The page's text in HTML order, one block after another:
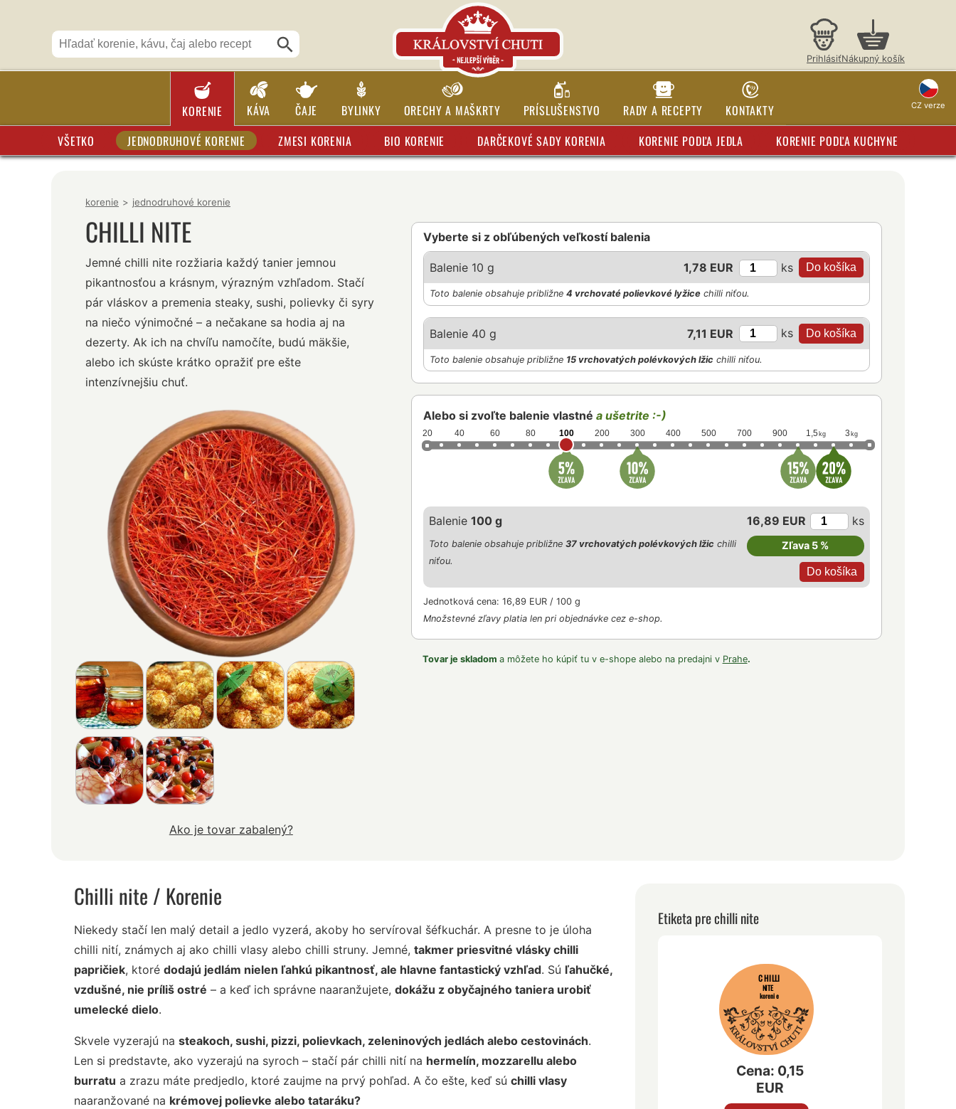
PrihlásiťNákupný košík
KORENIE KÁVA ČAJE BYLINKY ORECHY A MAŠKRTY PRÍSLUŠENSTVO RADY A RECEPTY KONTAKTY CZ verze
VŠETKO JEDNODRUHOVÉ KORENIE ZMESI KORENIA BIO KORENIE DARČEKOVÉ SADY KORENIA KORENIE PODĽA JEDLA KORENIE PODĽA KUCHYNE
korenie > jednodruhové korenie
CHILLI NITE
Jemné chilli nite rozžiaria každý tanier jemnou
pikantnosťou a krásnym, výrazným vzhľadom. Stačí
pár vláskov a premenia steaky, sushi, polievky či syry
na niečo výnimočné – a nečakane sa hodia aj na
dezerty. Ak ich na chvíľu namočíte, budú mäkšie,
alebo ich skúste krátko opražiť pre ešte
intenzívnejšiu chuť.
Ako je tovar zabalený?
Vyberte si z obľúbených veľkostí balenia
Balenie 10 g 1,78 EUR ks
Toto balenie obsahuje približne 4 vrchovaté polievkové lyžicechilli niťou.
Balenie 40 g 7,11 EUR ks
Toto balenie obsahuje približne 15 vrchovatých polévkových lžic chilli niťou.
Alebo si zvoľte balenie vlastné a ušetrite :-)
20 40 60 80 100 200 300 400 500 700 900 1,5 kg 3 kg
Balenie 100 g 16,89 EUR ks
Zľava 5 %
Toto balenie obsahuje približne 37 vrchovatých polévkových lžic chilli
niťou.
Jednotková cena: 16,89 EUR / 100 g
Množstevné zľavy platia len pri objednávke cez e-shop.
Tovar je skladom a môžete ho kúpiť tu v e-shope alebo na predajni v Prahe.
Chilli nite / Korenie
Niekedy stačí len malý detail a jedlo vyzerá, akoby ho servíroval šéfkuchár. A presne to je úloha
chilli nití, známych aj ako chilli vlasy alebo chilli struny. Jemné, takmer priesvitné vlásky chilli
papričiek, ktoré dodajú jedlám nielen ľahkú pikantnosť, ale hlavne fantastický vzhľad. Sú ľahučké,
vzdušné, nie príliš ostré – a keď ich správne naaranžujete, dokážu z obyčajného taniera urobiť
umelecké dielo.
Skvele vyzerajú na steakoch, sushi, pizzi, polievkach, zeleninových jedlách alebo cestovinách.
Len si predstavte, ako vyzerajú na syroch – stačí pár chilli nití na hermelín, mozzarellu alebo
burratu a zrazu máte predjedlo, ktoré zaujme na prvý pohľad. A čo ešte, keď sú chilli vlasy
naaranžované na krémovej polievke alebo tataráku?
Etiketa pre chilli nite
CHILLI
NITE
korenie
Cena: 0,15
EUR